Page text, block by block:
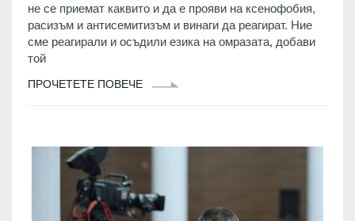
не се приемат каквито и да е прояви на ксенофобия,
расизъм и антисемитизъм и винаги да реагират. Ние
сме реагирали и осъдили езика на омразата, добави
той
ПРОЧЕТЕТЕ ПОВЕЧЕ